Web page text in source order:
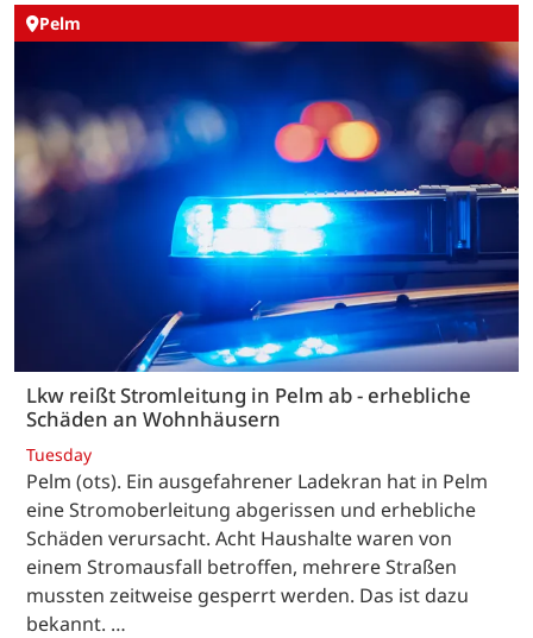
Pelm
Lkw reißt Stromleitung in Pelm ab - erhebliche
Schäden an Wohnhäusern
Tuesday
Pelm (ots). Ein ausgefahrener Ladekran hat in Pelm
eine Stromoberleitung abgerissen und erhebliche
Schäden verursacht. Acht Haushalte waren von
einem Stromausfall betroffen, mehrere Straßen
mussten zeitweise gesperrt werden. Das ist dazu
bekannt. …